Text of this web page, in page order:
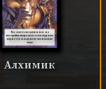
Все золото потраченное на
постройку квартала в этом ходу вам
вернется назад после окончания
хода.
Алхимик